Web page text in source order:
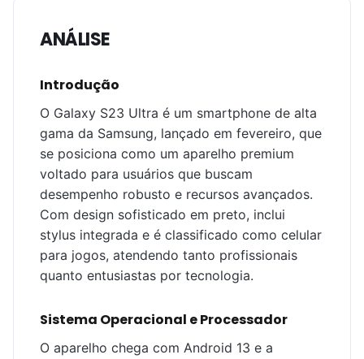
ANÁLISE
Introdução
O Galaxy S23 Ultra é um smartphone de alta
gama da Samsung, lançado em fevereiro, que
se posiciona como um aparelho premium
voltado para usuários que buscam
desempenho robusto e recursos avançados.
Com design sofisticado em preto, inclui
stylus integrada e é classificado como celular
para jogos, atendendo tanto profissionais
quanto entusiastas por tecnologia.
Sistema Operacional e Processador
O aparelho chega com Android 13 e a